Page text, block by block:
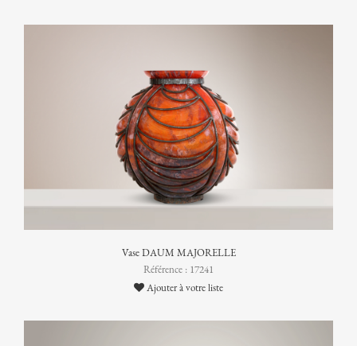
Vase DAUM MAJORELLE
Référence : 17241
Ajouter à votre liste